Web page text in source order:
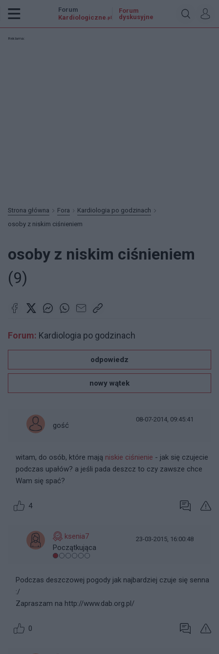
Forum
Kardiologiczne .pl
Forum
dyskusyjne
Reklama:
Strona główna Fora
Kardiologia po godzinach
osoby z niskim ciśnieniem
osoby z niskim ciśnieniem
(9)
Forum: Kardiologia po godzinach
odpowiedz
nowy wątek
gość
08-07-2014, 09:45:41
witam, do osób, które mają niskie ciśnienie - jak się czujecie
podczas upałów? a jeśli pada deszcz to czy zawsze chce
Wam się spać?
4
ksenia7
Początkująca
23-03-2015, 16:00:48
Podczas deszczowej pogody jak najbardziej czuje się senna
:/
Zapraszam na http://www.dab.org.pl/
0